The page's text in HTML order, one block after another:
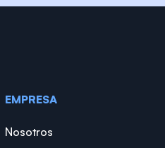
EMPRESA
Nosotros